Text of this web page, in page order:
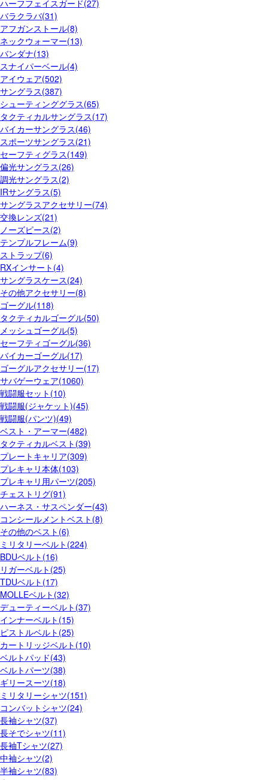
ハーフフェイスガード(27)
バラクラバ(31)
アフガンストール(8)
ネックウォーマー(13)
バンダナ(13)
スナイパーベール(4)
アイウェア(502)
サングラス(387)
シューティンググラス(65)
タクティカルサングラス(17)
バイカーサングラス(46)
スポーツサングラス(21)
セーフティグラス(149)
偏光サングラス(26)
調光サングラス(2)
IRサングラス(5)
サングラスアクセサリー(74)
交換レンズ(21)
ノーズピース(2)
テンプルフレーム(9)
ストラップ(6)
RXインサート(4)
サングラスケース(24)
その他アクセサリー(8)
ゴーグル(118)
タクティカルゴーグル(50)
メッシュゴーグル(5)
セーフティゴーグル(36)
バイカーゴーグル(17)
ゴーグルアクセサリー(17)
サバゲーウェア(1060)
戦闘服セット(10)
戦闘服(ジャケット)(45)
戦闘服(パンツ)(49)
ベスト・アーマー(482)
タクティカルベスト(39)
プレートキャリア(309)
プレキャリ本体(103)
プレキャリ用パーツ(205)
チェストリグ(91)
ハーネス・サスペンダー(43)
コンシールメントベスト(8)
その他のベスト(6)
ミリタリーベルト(224)
BDUベルト(16)
リガーベルト(25)
TDUベルト(17)
MOLLEベルト(32)
デューティーベルト(37)
インナーベルト(15)
ピストルベルト(25)
カートリッジベルト(10)
ベルトパッド(43)
ベルトパーツ(38)
ギリースーツ(18)
ミリタリーシャツ(151)
コンバットシャツ(24)
長袖シャツ(37)
長そでシャツ(11)
長袖Tシャツ(27)
中袖シャツ(2)
半袖シャツ(83)